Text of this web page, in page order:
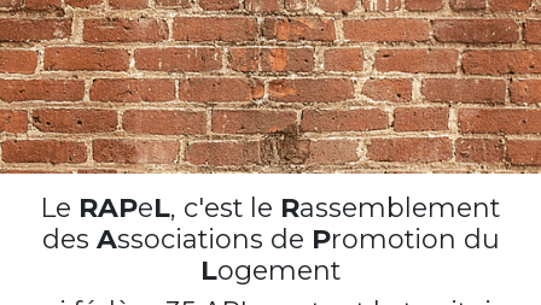
Le RAPeL, c'est le Rassemblement
des Associations de Promotion du
Logement